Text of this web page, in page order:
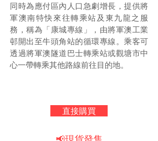
同時為應付區內人口急劇增長，提供將
軍澳南特快來往轉乘站及東九龍之服
務，稱為「康城專線」，由將軍澳工業
邨開出至牛頭角站的循環專線。乘客可
透過將軍澳隧道巴士轉乘站或觀塘市中
心一帶轉乘其他路線前往目的地。
直接購買